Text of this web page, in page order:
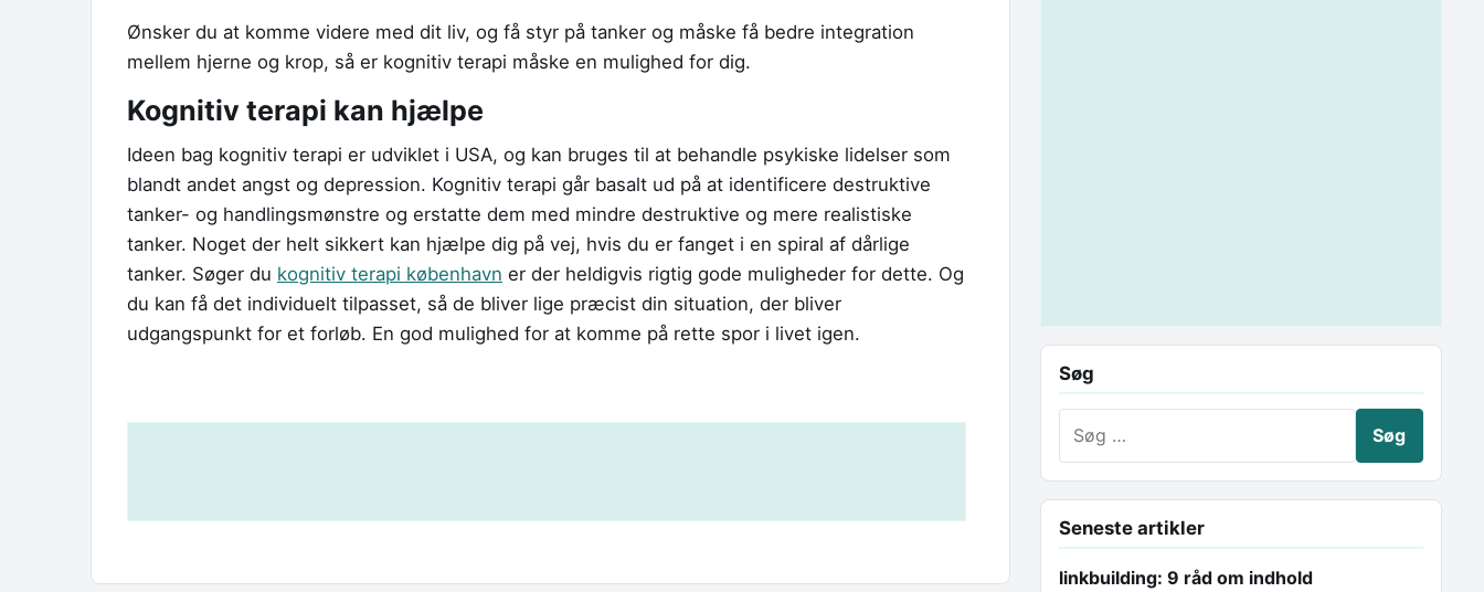
Ønsker du at komme videre med dit liv, og få styr på tanker og måske få bedre integration
mellem hjerne og krop, så er kognitiv terapi måske en mulighed for dig.
Kognitiv terapi kan hjælpe
Ideen bag kognitiv terapi er udviklet i USA, og kan bruges til at behandle psykiske lidelser som
blandt andet angst og depression. Kognitiv terapi går basalt ud på at identificere destruktive
tanker- og handlingsmønstre og erstatte dem med mindre destruktive og mere realistiske
tanker. Noget der helt sikkert kan hjælpe dig på vej, hvis du er fanget i en spiral af dårlige
tanker. Søger du kognitiv terapi københavn er der heldigvis rigtig gode muligheder for dette. Og
du kan få det individuelt tilpasset, så de bliver lige præcist din situation, der bliver
udgangspunkt for et forløb. En god mulighed for at komme på rette spor i livet igen.
Søg
Seneste artikler
linkbuilding: 9 råd om indhold